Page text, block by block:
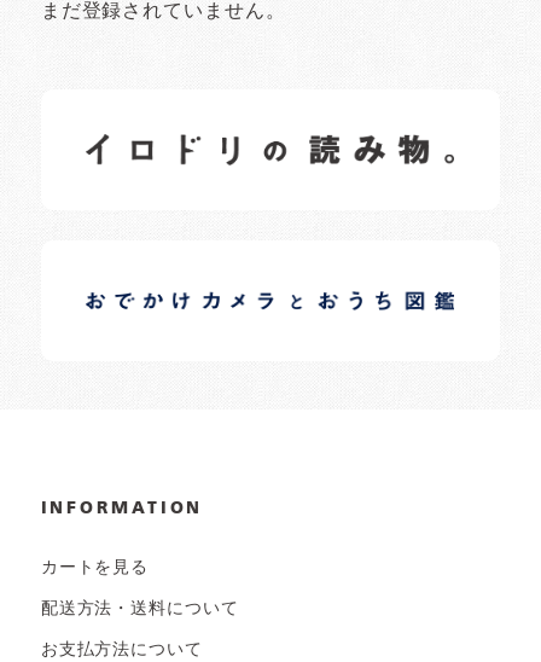
まだ登録されていません。
日常の様子など随時更新中です。
日常の様子など随時更新中です。
INFORMATION
カートを見る
配送方法・送料について
お支払方法について